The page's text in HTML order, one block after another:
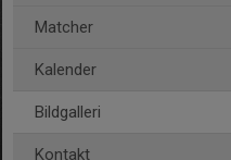
Matcher
Kalender
Bildgalleri
Kontakt